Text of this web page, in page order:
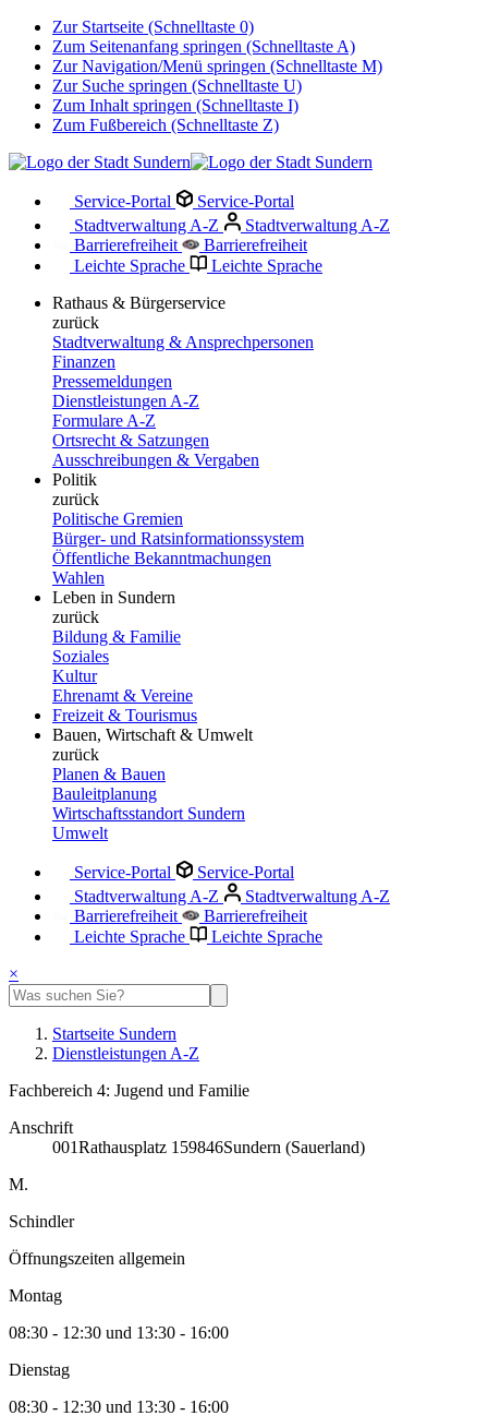
Zur Startseite (Schnelltaste 0)
Zum Seitenanfang springen (Schnelltaste A)
Zur Navigation/Menü springen (Schnelltaste M)
Zur Suche springen (Schnelltaste U)
Zum Inhalt springen (Schnelltaste I)
Zum Fußbereich (Schnelltaste Z)
Service-Portal
Service-Portal
Stadtverwaltung A-Z
Stadtverwaltung A-Z
Barrierefreiheit
Barrierefreiheit
Leichte Sprache
Leichte Sprache
Rathaus & Bürgerservice
zurück
Stadtverwaltung & Ansprechpersonen
Finanzen
Pressemeldungen
Dienstleistungen A-Z
Formulare A-Z
Ortsrecht & Satzungen
Ausschreibungen & Vergaben
Politik
zurück
Politische Gremien
Bürger- und Ratsinformationssystem
Öffentliche Bekanntmachungen
Wahlen
Leben in Sundern
zurück
Bildung & Familie
Soziales
Kultur
Ehrenamt & Vereine
Freizeit & Tourismus
Bauen, Wirtschaft & Umwelt
zurück
Planen & Bauen
Bauleitplanung
Wirtschaftsstandort Sundern
Umwelt
Service-Portal
Service-Portal
Stadtverwaltung A-Z
Stadtverwaltung A-Z
Barrierefreiheit
Barrierefreiheit
Leichte Sprache
Leichte Sprache
×
Startseite Sundern
Dienstleistungen A-Z
Fachbereich 4: Jugend und Familie
Anschrift
001Rathausplatz 1 59846Sundern (Sauerland)
M.
Schindler
Öffnungszeiten allgemein
Montag
08:30 - 12:30 und 13:30 - 16:00
Dienstag
08:30 - 12:30 und 13:30 - 16:00